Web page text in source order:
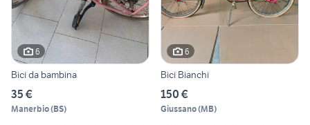
6
Bici da bambina
35 €
Manerbio(BS)
6
Bici Bianchi
150 €
Giussano(MB)